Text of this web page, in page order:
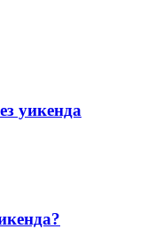
уикенда